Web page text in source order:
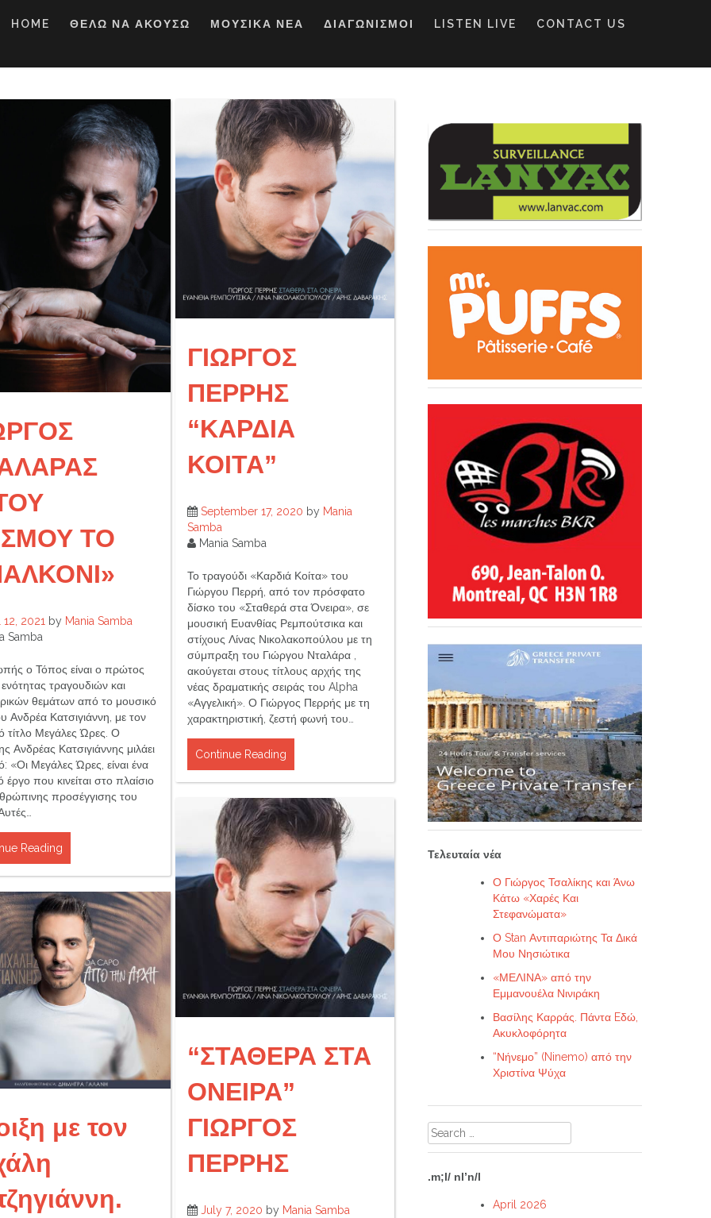
HOME ΘΕΛΩ ΝΑ ΑΚΟΥΣΩ ΜΟΥΣΙΚΑ ΝΕΑ ΔΙΑΓΩΝΙΣΜΟΙ LISTEN LIVE CONTACT US
ΤΟ
2021 by Mania Samba
Samba
ο Τόπος είναι ο πρώτος
τραγουδιών και
θεμάτων από το μουσικό
Ανδρέα Κατσιγιάννη, με τον
τίτλο Μεγάλες Ώρες. Ο
Ανδρέας Κατσιγιάννης μιλάει
«Οι Μεγάλες Ώρες, είναι ένα
έργο που κινείται στο πλαίσιο
προσέγγισης του
Reading
ΓΙΩΡΓΟΣ
ΠΕΡΡΗΣ
“ΚΑΡΔΙΑ
ΚΟΙΤΑ”
September 17, 2020 by Mania
Samba
Mania Samba
Το τραγούδι «Καρδιά Κοίτα» του
Γιώργου Περρή, από τον πρόσφατο
δίσκο του «Σταθερά στα Όνειρα», σε
μουσική Ευανθίας Ρεμπούτσικα και
στίχους Λίνας Νικολακοπούλου με τη
σύμπραξη του Γιώργου Νταλάρα ,
ακούγεται στους τίτλους αρχής της
νέας δραματικής σειράς του Alpha
«Αγγελική». Ο Γιώργος Περρής με τη
χαρακτηριστική, ζεστή φωνή του…
Continue Reading
“ΣΤΑΘΕΡΑ ΣΤΑ
ΟΝΕΙΡΑ”
ΓΙΩΡΓΟΣ
ΠΕΡΡΗΣ
July 7, 2020 by Mania Samba
με τον
Τελευταία νέα
Ο Γιώργος Τσαλίκης και Άνω
Κάτω «Χαρές Και
Στεφανώματα»
Ο Stan Αντιπαριώτης Τα Δικά
Μου Νησιώτικα
«ΜΕΛΙΝΑ» από την
Εμμανουέλα Νινιράκη
Βασίλης Καρράς. Πάντα Eδώ,
Ακυκλοφόρητα
“Νήνεμο” (Ninemo) από την
Χριστίνα Ψύχα
Search
for:
.m;l/ nl’n/l
April 2026